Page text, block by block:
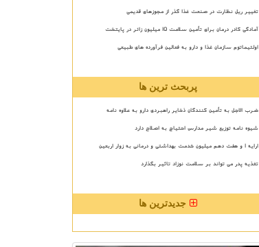
تغییر ریل نظارت در صنعت غذا گذر از مجوزهای قدیمی
آمادگی کادر درمان برای تأمین سلامت 15 میلیون زائر در پایتخت
اولتیماتوم سازمان غذا و دارو به فعالین فرآورده های طبیعی
پربحث ترین ها
ضرب الاجل به تأمین کنندگان ذخایر راهبردی دارو به علاوه نامه
شیوه نامه توزیع شیر مدارس احتیاج به اصلاح دارد
ارایه ۱ و هفت دهم میلیون خدمت بهداشتی و درمانی به زوار اربعین
تغذیه پدر می تواند بر سلامت نوزاد تاثیر بگذارد
جدیدترین ها